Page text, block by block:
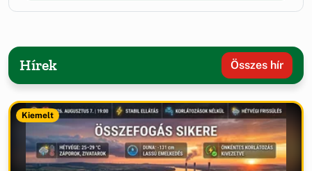
Hírek Összes hír
Kiemelt